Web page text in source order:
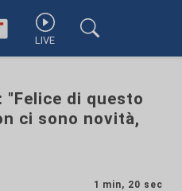
LIVE
"Felice di questo
ci sono novità,
1 min, 20 sec